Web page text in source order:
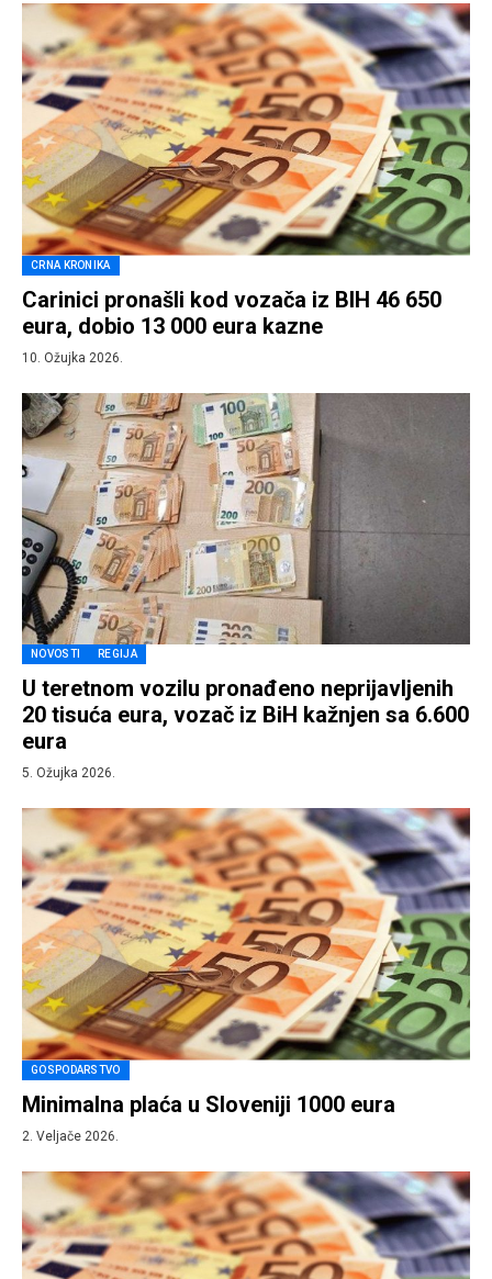
CRNA KRONIKA
Carinici pronašli kod vozača iz BIH 46 650
eura, dobio 13 000 eura kazne
10. Ožujka 2026.
NOVOSTI REGIJA
U teretnom vozilu pronađeno neprijavljenih
20 tisuća eura, vozač iz BiH kažnjen sa 6.600
eura
5. Ožujka 2026.
GOSPODARSTVO
Minimalna plaća u Sloveniji 1000 eura
2. Veljače 2026.